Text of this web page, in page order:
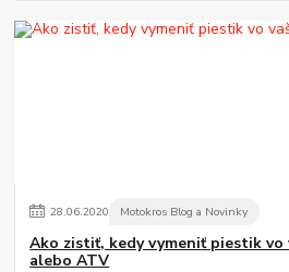
28.06.2020 Motokros Blog a Novinky
Ako zistiť, kedy vymeniť piestik vo
alebo ATV